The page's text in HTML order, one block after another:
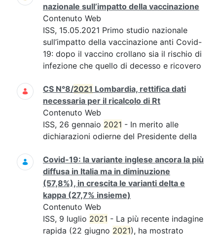
nazionale sull’impatto della vaccinazione
Contenuto Web
ISS, 15.05.2021 Primo studio nazionale
sull’impatto della vaccinazione anti Covid-
19: dopo il vaccino crollano sia il rischio di
infezione che quello di decesso e ricovero
CS N°8/2021 Lombardia, rettifica dati
necessaria per il ricalcolo di Rt
Contenuto Web
ISS, 26 gennaio 2021 - In merito alle
dichiarazioni odierne del Presidente della
Covid-19: la variante inglese ancora la più
diffusa in Italia ma in diminuzione
(57,8%), in crescita le varianti delta e
kappa (27,7% insieme)
Contenuto Web
ISS, 9 luglio 2021 - La più recente indagine
rapida (22 giugno 2021), ha mostrato